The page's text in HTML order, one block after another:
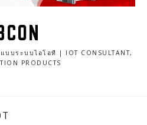
บระบบไอโอที | IOT CONSULTANT,
PRODUCTS